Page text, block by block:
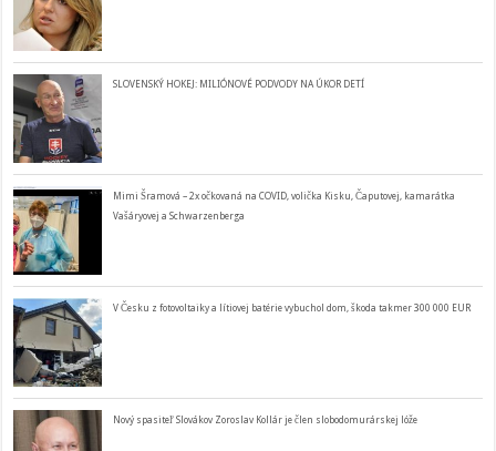
SLOVENSKÝ HOKEJ: MILIÓNOVÉ PODVODY NA ÚKOR DETÍ
Mimi Šramová – 2x očkovaná na COVID, volička Kisku, Čaputovej, kamarátka
Vašáryovej a Schwarzenberga
V Česku z fotovoltaiky a lítiovej batérie vybuchol dom, škoda takmer 300 000 EUR
Nový spasiteľ Slovákov Zoroslav Kollár je člen slobodomurárskej lóže